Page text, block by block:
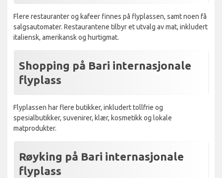
Flere restauranter og kafeer finnes på flyplassen, samt noen få
salgsautomater. Restaurantene tilbyr et utvalg av mat, inkludert
italiensk, amerikansk og hurtigmat.
Shopping på Bari internasjonale
flyplass
Flyplassen har flere butikker, inkludert tollfrie og
spesialbutikker, suvenirer, klær, kosmetikk og lokale
matprodukter.
Røyking på Bari internasjonale
flyplass